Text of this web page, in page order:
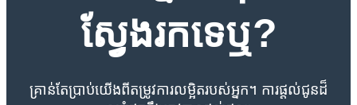
ស្វែងរកទេឬ?
គ្រាន់តែប្រាប់យើងពីតម្រូវការលម្អិតរបស់អ្នក។ ការផ្តល់ជូនដ៏